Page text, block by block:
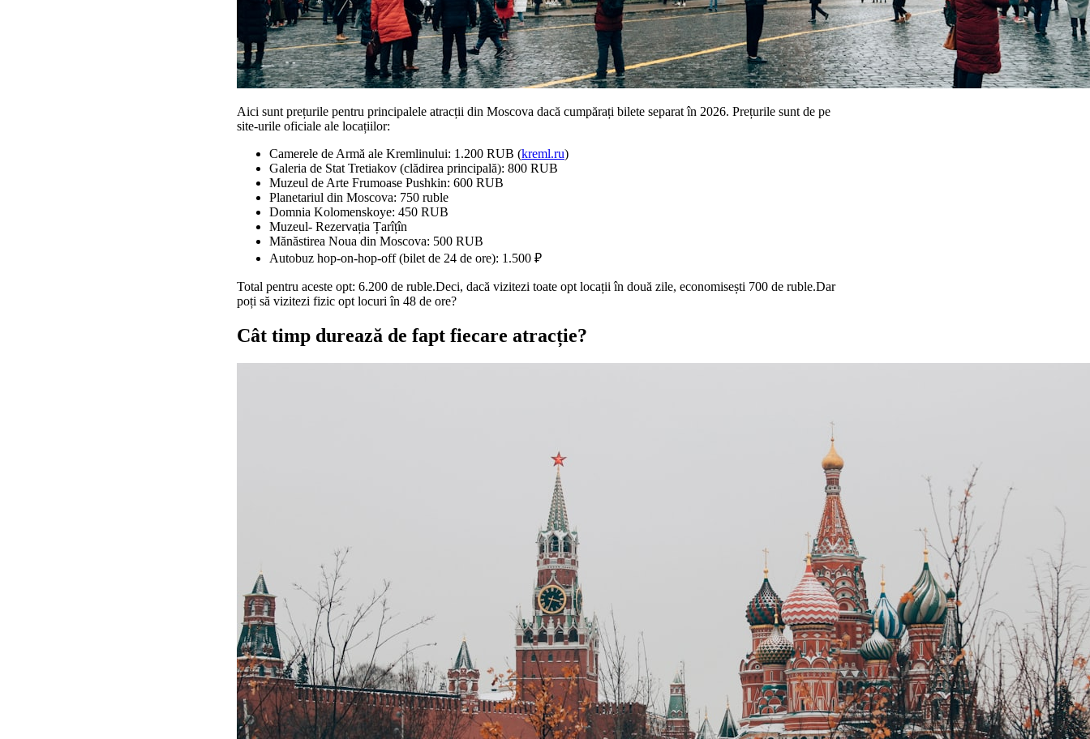
Aici sunt prețurile pentru principalele atracții din Moscova dacă cumpărați bilete separat în 2026. Prețurile sunt de pe
site-urile oficiale ale locațiilor:
Camerele de Armă ale Kremlinului: 1.200 RUB (kreml.ru)
Galeria de Stat Tretiakov (clădirea principală): 800 RUB
Muzeul de Arte Frumoase Pushkin: 600 RUB
Planetariul din Moscova: 750 ruble
Domnia Kolomenskoye: 450 RUB
Muzeul- Rezervația Țarîțîn
Mănăstirea Noua din Moscova: 500 RUB
Autobuz hop-on-hop-off (bilet de 24 de ore): 1.500 ₽
Total pentru aceste opt: 6.200 de ruble.Deci, dacă vizitezi toate opt locații în două zile, economisești 700 de ruble.Dar
poți să vizitezi fizic opt locuri în 48 de ore?
Cât timp durează de fapt fiecare atracție?